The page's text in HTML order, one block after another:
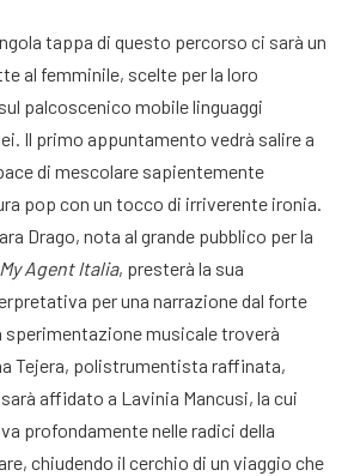
tappa di questo percorso ci sarà un
al femminile, scelte per la loro
palcoscenico mobile linguaggi
Il primo appuntamento vedrà salire a
di mescolare sapientemente
pop con un tocco di irriverente ironia.
Drago, nota al grande pubblico per la
Agent Italia, presterà la sua
per una narrazione dal forte
musicale troverà
Tejera, polistrumentista raffinata,
affidato a Lavinia Mancusi, la cui
profondamente nelle radici della
chiudendo il cerchio di un viaggio che